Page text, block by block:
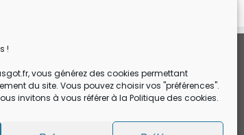
!
vous générez des cookies permettant
du site. Vous pouvez choisir vos "préférences".
invitons à vous référer à la Politique des cookies.
de vente et de réservation en ligne
Politique des cookies